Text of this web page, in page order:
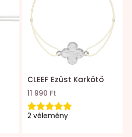
CLEEF Ezüst Karkötő
11 990 Ft
2 vélemény